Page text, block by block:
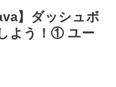
】ダッシュボ
よう！① ユー